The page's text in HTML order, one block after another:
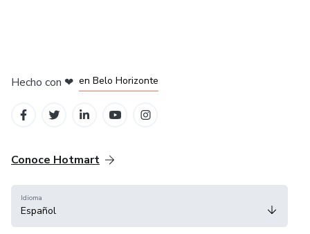
Hecho con ❤ en Belo Horizonte
Conoce Hotmart
Idioma
Español